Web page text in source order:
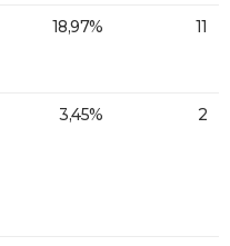
18,97% 11
3,45% 2